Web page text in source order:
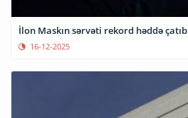
İlon Maskın sərvəti rekord həddə çatıb
16-12-2025